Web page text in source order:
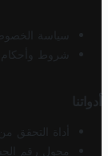
سياسة
شروط وأحكام
أدواتنا
أداة التحقق
محول رقم